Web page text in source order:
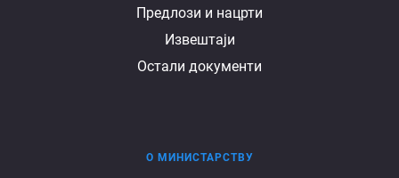
Предлози и нацрти
Извештаји
Остали документи
О МИНИСТАРСТВУ